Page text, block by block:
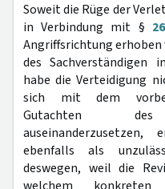
Soweit die Rüge der
in Verbindung mit §
Angriffsrichtung erhoben
des Sachverständigen
habe die Verteidigung
sich mit dem
Gutachten des
ebenfalls als
deswegen, weil die